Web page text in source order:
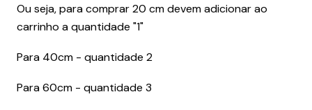
Ou seja, para comprar 20 cm devem adicionar ao
carrinho a quantidade "1"
Para 40cm - quantidade 2
Para 60cm - quantidade 3